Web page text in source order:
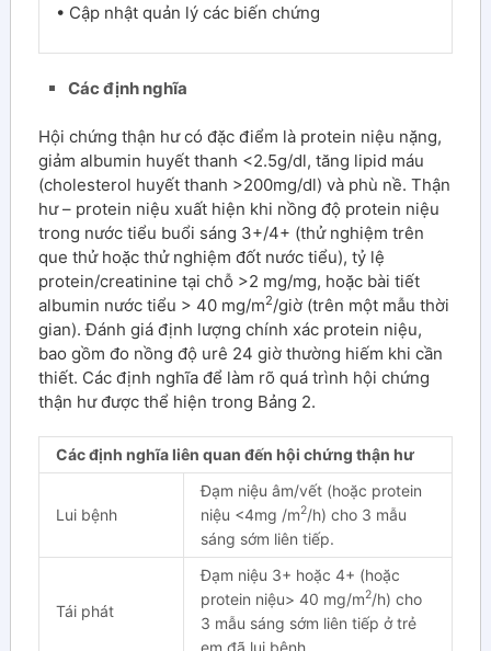
• Cập nhật quản lý các biến chứng
Các định nghĩa
Hội chứng thận hư có đặc điểm là protein niệu nặng,
giảm albumin huyết thanh <2.5g/dl, tăng lipid máu
(cholesterol huyết thanh >200mg/dl) và phù nề. Thận
hư – protein niệu xuất hiện khi nồng độ protein niệu
trong nước tiểu buổi sáng 3+/4+ (thử nghiệm trên
que thử hoặc thử nghiệm đốt nước tiểu), tỷ lệ
protein/creatinine tại chỗ >2 mg/mg, hoặc bài tiết
albumin nước tiểu > 40 mg/m2/giờ (trên một mẫu thời
gian). Đánh giá định lượng chính xác protein niệu,
bao gồm đo nồng độ urê 24 giờ thường hiếm khi cần
thiết. Các định nghĩa để làm rõ quá trình hội chứng
thận hư được thể hiện trong Bảng 2.
Các định nghĩa liên quan đến hội chứng thận hư
Lui bệnh
Đạm niệu âm/vết (hoặc protein
niệu <4mg /m2/h) cho 3 mẫu
sáng sớm liên tiếp.
Tái phát
Đạm niệu 3+ hoặc 4+ (hoặc
protein niệu> 40 mg/m2/h) cho
3 mẫu sáng sớm liên tiếp ở trẻ
em đã lui bệnh.